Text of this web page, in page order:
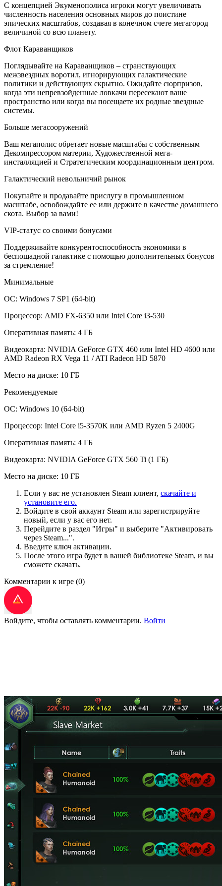
С концепцией Экуменополиса игроки могут увеличивать
численность населения основных миров до поистине
эпических масштабов, создавая в конечном счете мегагород
величиной со всю планету.
Флот Караванщиков
Поглядывайте на Караванщиков – странствующих
межзвездных воротил, игнорирующих галактические
политики и действующих скрытно. Ожидайте сюрпризов,
когда эти непревзойденные ловкачи пересекают ваше
пространство или когда вы посещаете их родные звездные
системы.
Больше мегасооружений
Ваш мегаполис обретает новые масштабы с собственным
Декомпрессором материи, Художественной мега-
инсталляцией и Стратегическим координационным центром.
Галактический невольничий рынок
Покупайте и продавайте прислугу в промышленном
масштабе, освобождайте ее или держите в качестве домашнего
скота. Выбор за вами!
VIP-статус со своими бонусами
Поддерживайте конкурентоспособность экономики в
беспощадной галактике с помощью дополнительных бонусов
за стремление!
Минимальные
ОС: Windows 7 SP1 (64-bit)
Процессор: AMD FX-6350 или Intel Core i3-530
Оперативная память: 4 ГБ
Видеокарта: NVIDIA GeForce GTX 460 или Intel HD 4600 или
AMD Radeon RX Vega 11 / ATI Radeon HD 5870
Место на диске: 10 ГБ
Рекомендуемые
ОС: Windows 10 (64-bit)
Процессор: Intel Core i5-3570K или AMD Ryzen 5 2400G
Оперативная память: 4 ГБ
Видеокарта: NVIDIA GeForce GTX 560 Ti (1 ГБ)
Место на диске: 10 ГБ
Если у вас не установлен Steam клиент, скачайте и
установите его.
Войдите в свой аккаунт Steam или зарегистрируйте
новый, если у вас его нет.
Перейдите в раздел "Игры" и выберите "Активировать
через Steam...".
Введите ключ активации.
После этого игра будет в вашей библиотеке Steam, и вы
сможете скачать.
Комментарии к игре (0)
Войдите, чтобы оставлять комментарии. Войти